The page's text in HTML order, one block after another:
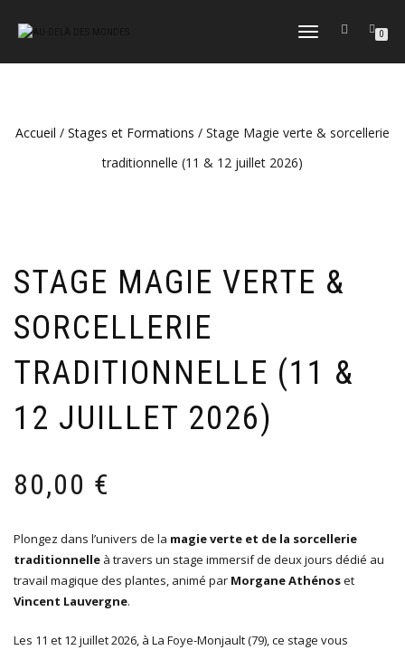
DÉPLIER
NAVIGATION
0
Accueil / Stages et Formations / Stage Magie verte & sorcellerie
traditionnelle (11 & 12 juillet 2026)
STAGE MAGIE VERTE &
SORCELLERIE
TRADITIONNELLE (11 &
12 JUILLET 2026)
80,00 €
Plongez dans l’univers de la magie verte et de la sorcellerie
traditionnelle à travers un stage immersif de deux jours dédié au
travail magique des plantes, animé par Morgane Athénoset
Vincent Lauvergne.
Les 11 et 12 juillet 2026, à La Foye-Monjault (79), ce stage vous